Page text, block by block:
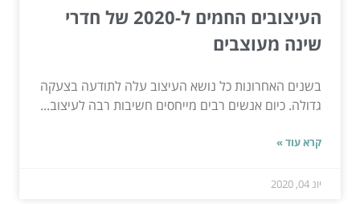
העיצובים החמים ל-2020 של חדרי
שינה מעוצבים
בשנים האחרונות כל נושא העיצוב עלה לתודעה בצעקה
גדולה. כיום אנשים רבים מייחסים חשיבות רבה לעיצוב...
קרא עוד »
יונ 04, 2020